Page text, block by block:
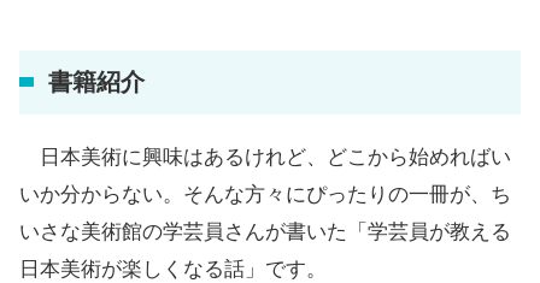
書籍紹介
日本美術に興味はあるけれど、どこから始めればい
いか分からない。そんな方々にぴったりの一冊が、ち
いさな美術館の学芸員さんが書いた「学芸員が教える
日本美術が楽しくなる話」です。